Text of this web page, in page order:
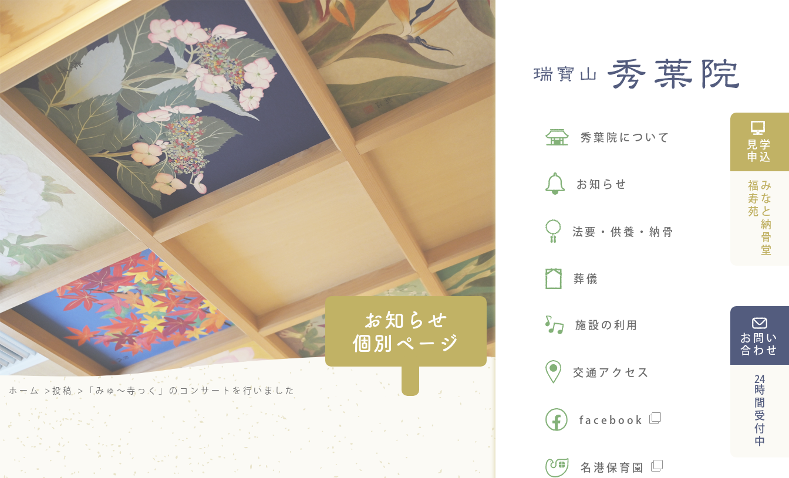
ホーム > 投稿 > 「みゅ～寺っく」のコンサートを行いました
お知らせ
個別ページ
秀葉院について
お知らせ
法要・供養・納骨
葬儀
施設の利用
交通アクセス
facebook
名港保育園
見学
申込
みなと納骨堂
福寿苑
お問い
合わせ
24
時間受付中